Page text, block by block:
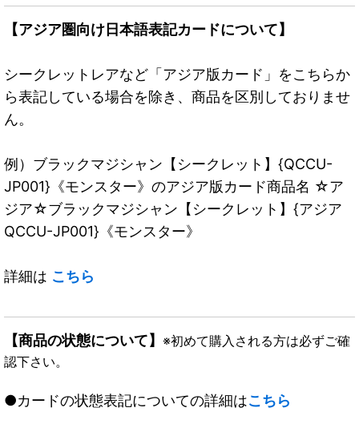
【アジア圏向け日本語表記カードについて】
シークレットレアなど「アジア版カード」をこちらか
ら表記している場合を除き、商品を区別しておりませ
ん。
例）ブラックマジシャン【シークレット】{QCCU-
JP001}《モンスター》のアジア版カード商品名 ☆ア
ジア☆ブラックマジシャン【シークレット】{アジア
QCCU-JP001}《モンスター》
詳細は こちら
【商品の状態について】 ※初めて購入される方は必ずご確
認下さい。
●カードの状態表記についての詳細はこちら